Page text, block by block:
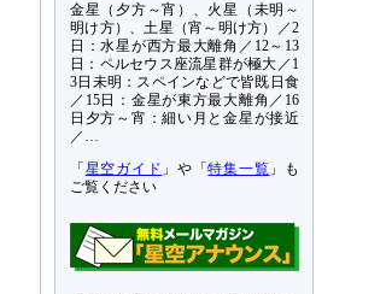
金星（夕方～宵）、火星（未明～
明け方）、土星（宵～明け方）／2
日：水星が西方最大離角／12～13
日：ペルセウス座流星群が極大／1
3日未明：スペインなどで皆既日食
／15日：金星が東方最大離角／16
日夕方～宵：細い月と金星が接近
／…
「 星空ガイド 」や「特集一覧 」も
ご覧ください